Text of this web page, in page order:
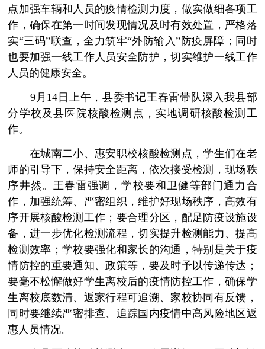
点加强车辆和人员的疫情检测力度，做实做细各项工
作，确保在第一时间发现情况及时有效处置，严格落
实“三码”联查，全力筑牢“外防输入”防疫屏障；同时
也要加强一线工作人员安全防护，切实维护一线工作
人员的健康安全。
9月14日上午，县委书记王春雷带队深入我县部
分学校及县医院核酸检测点，实地调研核酸检测工
作。
在城南二小、惠安职校核酸检测点，学生们在老
师的引导下，保持安全距离，依次接受检测，现场秩
序井然。王春雷强调，学校要和卫健等部门通力合
作，加强统筹、严密组织，维护好现场秩序，高效有
序开展核酸检测工作；要合理分区，配足防疫设施设
备，进一步优化检测流程，切实提升检测能力、提高
检测效率；学校要强化和家长的沟通，特别是关于疫
情防控的重要通知、政策等，要及时予以传递传达；
要毫不松懈做好学生离校后的疫情防控工作，确保学
生离校底数清、返家行程可追溯、家校协同有反馈，
同时要继续严密排查、追踪国内疫情中高风险地区返
惠人员情况。